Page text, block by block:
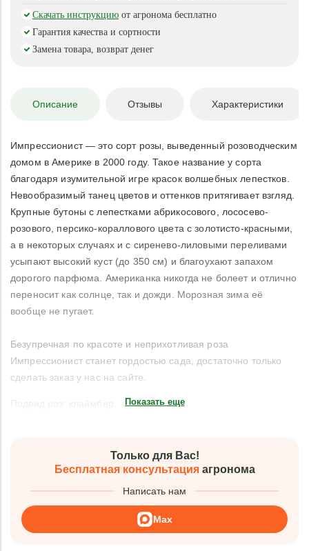
Скачать инструкцию от агронома бесплатно
Гарантия качества и сортности
Замена товара, возврат денег
Описание Отзывы Характеристики
Импрессионист — это сорт розы, выведенный розоводческим
домом в Америке в 2000 году. Такое название у сорта
благодаря изумительной игре красок волшебных лепестков.
Невообразимый танец цветов и оттенков притягивает взгляд.
Крупные бутоны с лепестками абрикосового, лососево-
розового, персико-кораллового цвета с золотисто-красными,
а в некоторых случаях и с сиренево-лиловыми переливами
усыпают высокий куст (до 350 см) и благоухают запахом
дорогого парфюма. Американка никогда не болеет и отлично
переносит как солнце, так и дожди. Морозная зима её
вообще не пугает.
Безупречная по красоте и неприхотливая роза
Импрессионист станет гордостью сада, достаточно только
сделать заказ у нас на сайте.
Показать еще
Только для Вас!
Бесплатная консультацияагронома
Написать нам
Max